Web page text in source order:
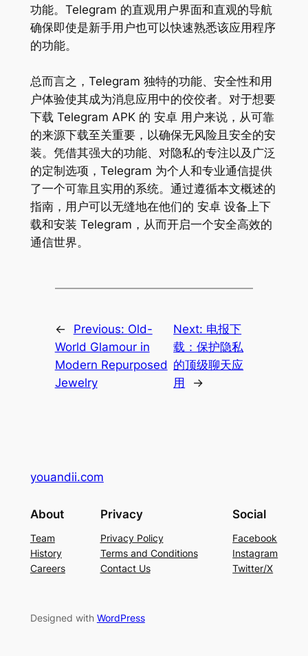
功能。Telegram 的直观用户界面和直观的导航
确保即使是新手用户也可以快速熟悉该应用程序
的功能。
总而言之，Telegram 独特的功能、安全性和用
户体验使其成为消息应用中的佼佼者。对于想要
下载 Telegram APK 的 安卓 用户来说，从可靠
的来源下载至关重要，以确保无风险且安全的安
装。凭借其强大的功能、对隐私的专注以及广泛
的定制选项，Telegram 为个人和专业通信提供
了一个可靠且实用的系统。通过遵循本文概述的
指南，用户可以无缝地在他们的 安卓 设备上下
载和安装 Telegram，从而开启一个安全高效的
通信世界。
← Previous: Old-
World Glamour in
Modern Repurposed
Jewelry
Next: 电报下
载：保护隐私
的顶级聊天应
用
→
youandii.com
About
Team
History
Careers
Privacy
Privacy Policy
Terms and Conditions
Contact Us
Social
Facebook
Instagram
Twitter/X
Designed with WordPress